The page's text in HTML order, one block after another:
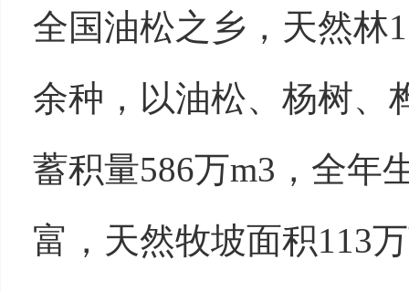
全国油松之乡，天然林
余种，以油松、杨树、
蓄积量586万m3 ，全年
富，天然牧坡面积113